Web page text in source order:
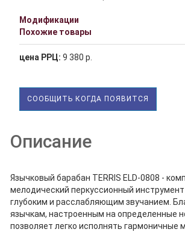
Модификации
Похожие товары
цена РРЦ: 9 380 р.
СООБЩИТЬ КОГДА ПОЯВИТСЯ
Описание
Язычковый барабан TERRIS ELD-0808 -
мелодический перкуссионный
глубоким и расслабляющим звучанием.
язычкам, настроенным на определенные
позволяет легко исполнять гармоничные